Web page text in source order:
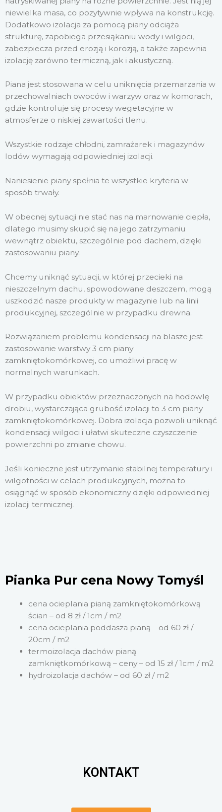
niewielka masa, co pozytywnie wpływa na konstrukcję.
Dodatkowo izolacja za pomocą piany odciąża
strukturę, zapobiega przesiąkaniu wody i wilgoci,
zabezpiecza przed erozją i korozją, a także zapewnia
izolację zarówno termiczną, jak i akustyczną.
Piana jest stosowana w celu uniknięcia przemarzania w
przechowalniach owoców i warzyw oraz w komorach,
gdzie kontroluje się procesy wegetacyjne w
atmosferze o niskiej zawartości tlenu.
Wszystkie rodzaje chłodni, zamrażarek i magazynów
lodów wymagają odpowiedniej izolacji.
Naniesienie piany spełnia te wszystkie kryteria w
sposób trwały.
W obecnej sytuacji nie stać nas na marnowanie ciepła,
dlatego musimy skupić się na jego zatrzymaniu
wewnątrz obiektu, szczególnie pod dachem, dzięki
zastosowaniu piany.
Chcemy uniknąć sytuacji, w której przecieki na
nieszczelnym dachu, spowodowane deszczem, mogą
uszkodzić nasze produkty w magazynie lub na linii
produkcyjnej, szczególnie w przypadku drewna.
Rozwiązaniem problemu kondensacji na blasze jest
zastosowanie warstwy 3 cm piany
zamkniętokomórkowej, co umożliwi pracę w
normalnych warunkach.
W przypadku obiektów przeznaczonych na hodowlę
drobiu, wystarczająca grubość izolacji to 3 cm piany
zamkniętokomórkowej. Dobra izolacja pozwoli uniknąć
kondensacji wilgoci i ułatwi skuteczne czyszczenie
powierzchni po zmianie chowu.
Jeśli konieczne jest utrzymanie stabilnej temperatury i
wilgotności w celach produkcyjnych, można to
osiągnąć w sposób ekonomiczny dzięki odpowiedniej
izolacji termicznej.
Pianka Pur cena Nowy Tomyśl
cena ocieplania pianą zamkniętokomórkową
ścian – od 8 zł / 1cm / m2
cena ocieplania poddasza pianą – od 60 zł /
20cm / m2
termoizolacja dachów pianą
zamkniętkomórkową – ceny – od 15 zł / 1cm / m2
hydroizolacja dachów – od 60 zł / m2
KONTAKT